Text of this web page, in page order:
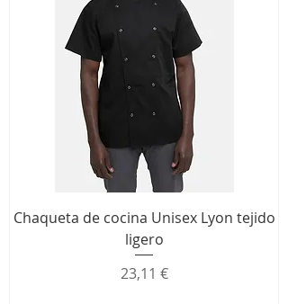
Chaqueta de cocina Unisex Lyon tejido
ligero
Precio
23,11 €